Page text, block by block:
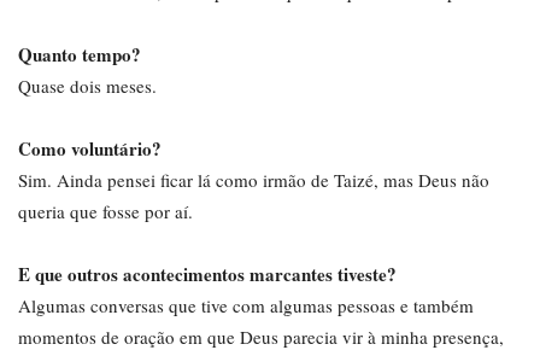
Quanto tempo?
Quase dois meses.
Como voluntário?
Sim. Ainda pensei ficar lá como irmão de Taizé, mas Deus não
queria que fosse por aí.
E que outros acontecimentos marcantes tiveste?
Algumas conversas que tive com algumas pessoas e também
momentos de oração em que Deus parecia vir à minha presença,